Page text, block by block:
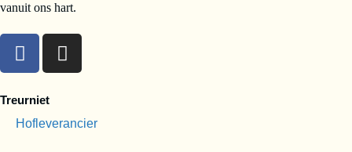
vanuit ons hart.
Treurniet
Hofleverancier